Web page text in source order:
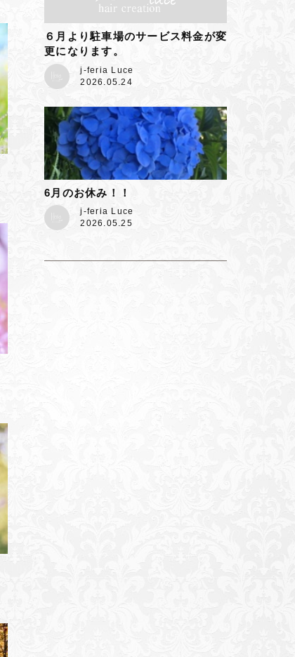
６月より駐車場のサービス料金が変
更になります。
j-feria Luce
2026.05.24
6月のお休み！！
j-feria Luce
2026.05.25